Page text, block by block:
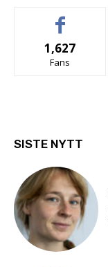
1,627
Fans
SISTE NYTT